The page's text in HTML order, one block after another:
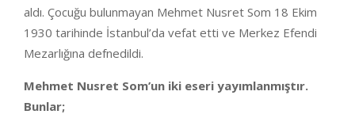
aldı. Çocuğu bulunmayan Mehmet Nusret Som 18 Ekim
1930 tarihinde İstanbul’da vefat etti ve Merkez Efendi
Mezarlığına defnedildi.
Mehmet Nusret Som’un iki eseri yayımlanmıştır.
Bunlar;